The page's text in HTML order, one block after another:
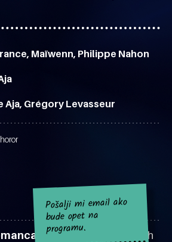
Maïwenn, Philippe Nahon
Aja, Grégory Levasseur
za sad nema najavljenih
Pošalji mi email ako
bude opet na
programu.